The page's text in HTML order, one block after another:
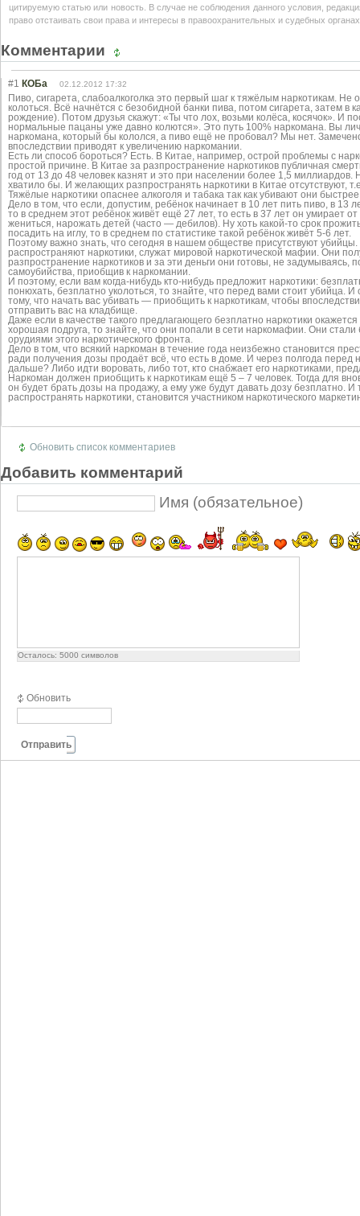
цитируемую статью или новость. В случае не соблюдения данного условия,
право отстаивать свои права и интересы в правоохранительных и судебных
Комментарии
#1 КОБа 02.12.2012 17:32
Пиво, сигарета, слабоалкоголка это первый шаг к тяжёлым наркотикам. Не
колоться. Всё начнётся с безобидной банки пива, потом сигарета, затем в
рождение). Потом друзья скажут: «Ты что лох, возьми колёса, косячок». И
нормальные пацаны уже давно колются». Это путь 100% наркомана. Вы
наркомана, который бы кололся, а пиво ещё не пробовал? Мы нет.
впоследствии приводят к увеличению наркомании.
Есть ли способ бороться? Есть. В Китае, например, острой проблемы с
простой причине. В Китае за разпространение наркотиков публичная
год от 13 до 48 человек казнят и это при населении более 1,5
хватило бы. И желающих разпространять наркотики в Китае отсутствуют,
Тяжёлые наркотики опаснее алкоголя и табака так как убивают они
Дело в том, что если, допустим, ребёнок начинает в 10 лет пить пиво, в 13
то в среднем этот ребёнок живёт ещё 27 лет, то есть в 37 лет он умирает
жениться, нарожать детей (часто — дебилов). Ну хоть какой-то срок
посадить на иглу, то в среднем по статистике такой ребёнок живёт 5-6 лет.
Поэтому важно знать, что сегодня в нашем обществе присутствуют
распространяют наркотики, служат мировой наркотической мафии. Они
разпространение наркотиков и за эти деньги они готовы, не задумываясь,
самоубийства, приобщив к наркомании.
И поэтому, если вам когда-нибудь кто-нибудь предложит наркотики:
понюхать, безплатно уколоться, то знайте, что перед вами стоит убийца. И
тому, что начать вас убивать — приобщить к наркотикам, чтобы
отправить вас на кладбище.
Даже если в качестве такого предлагающего безплатно наркотики
хорошая подруга, то знайте, что они попали в сети наркомафии. Они
орудиями этого наркотического фронта.
Дело в том, что всякий наркоман в течение года неизбежно становится
ради получения дозы продаёт всё, что есть в доме. И через полгода перед
дальше? Либо идти воровать, либо тот, кто снабжает его наркотиками,
Наркоман должен приобщить к наркотикам ещё 5 – 7 человек. Тогда для
он будет брать дозы на продажу, а ему уже будут давать дозу безплатно. И
распространять наркотики, становится участником наркотического
Обновить список комментариев
Добавить комментарий
Имя (обязательное)
Осталось: 5000 символов
Обновить
Отправить